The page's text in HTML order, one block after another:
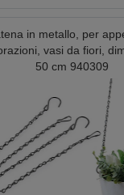
in metallo, per
vasi da fiori,
50 cm 940309